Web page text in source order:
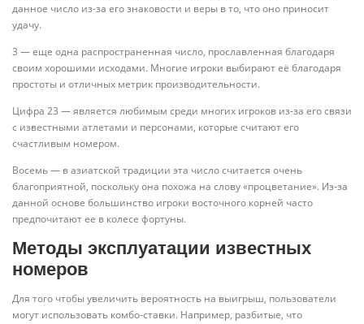
данное число из-за его знаковости и веры в то, что оно приносит
удачу.
3 — еще одна распространенная число, прославленная благодаря
своим хорошими исходами. Многие игроки выбирают её благодаря
простоты и отличных метрик производительности.
Цифра 23 — является любимым среди многих игроков из-за его связи
с известными атлетами и персонами, которые считают его
счастливым номером.
Восемь — в азиатской традиции эта число считается очень
благоприятной, поскольку она похожа на слову «процветание». Из-за
данной основе большинство игроки восточного корней часто
предпочитают ее в колесе фортуны.
Методы эксплуатации известных
номеров
Для того чтобы увеличить вероятность на выигрыш, пользователи
могут использовать комбо-ставки. Например, разбитые, что